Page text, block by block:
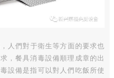
人們對于衛生等方面的要求也
，餐具消毒設備順理成章的出
設備是指可以對人們吃飯所使